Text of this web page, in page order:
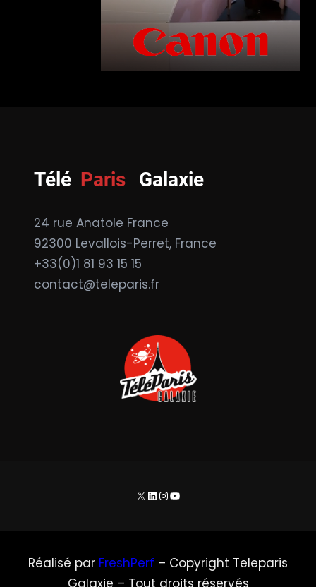
Télé Paris Galaxie
24 rue Anatole France
92300 Levallois-Perret, France
+33(0)1 81 93 15 15
contact@teleparis.fr
X LinkedIn
Instagram
YouTube
Réalisé par FreshPerf – Copyright Teleparis